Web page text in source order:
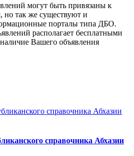
могут быть привязаны к
так же существуют и
порталы типа ДБО.
располагает бесплатными
Вашего объявления
справочника Абхазии